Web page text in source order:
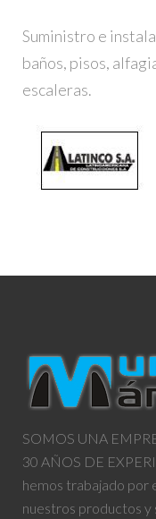
Suministro e
baños, pisos,
escaleras.
SOMOS UNA
30 AÑOS DE
hemos trabajado por
nuestros productos y